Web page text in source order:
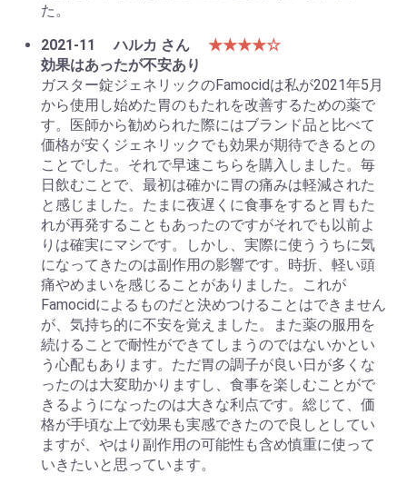
た。
2021-11
ハルカ さん
★★★★☆
効果はあったが不安あり
ガスター錠ジェネリックのFamocidは私が2021年5月
から使用し始めた胃のもたれを改善するための薬で
す。医師から勧められた際にはブランド品と比べて
価格が安くジェネリックでも効果が期待できるとの
ことでした。それで早速こちらを購入しました。毎
日飲むことで、最初は確かに胃の痛みは軽減された
と感じました。たまに夜遅くに食事をすると胃もた
れが再発することもあったのですがそれでも以前よ
りは確実にマシです。しかし、実際に使ううちに気
になってきたのは副作用の影響です。時折、軽い頭
痛やめまいを感じることがありました。これが
Famocidによるものだと決めつけることはできません
が、気持ち的に不安を覚えました。また薬の服用を
続けることで耐性ができてしまうのではないかとい
う心配もあります。ただ胃の調子が良い日が多くな
ったのは大変助かりますし、食事を楽しむことがで
きるようになったのは大きな利点です。総じて、価
格が手頃な上で効果も実感できたので良しとしてい
ますが、やはり副作用の可能性も含め慎重に使って
いきたいと思っています。